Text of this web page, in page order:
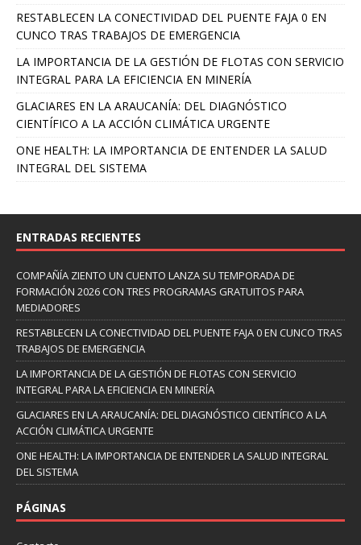
RESTABLECEN LA CONECTIVIDAD DEL PUENTE FAJA 0 EN
CUNCO TRAS TRABAJOS DE EMERGENCIA
LA IMPORTANCIA DE LA GESTIÓN DE FLOTAS CON SERVICIO
INTEGRAL PARA LA EFICIENCIA EN MINERÍA
GLACIARES EN LA ARAUCANÍA: DEL DIAGNÓSTICO
CIENTÍFICO A LA ACCIÓN CLIMÁTICA URGENTE
ONE HEALTH: LA IMPORTANCIA DE ENTENDER LA SALUD
INTEGRAL DEL SISTEMA
ENTRADAS RECIENTES
COMPAÑÍA ZIENTO UN CUENTO LANZA SU TEMPORADA DE
FORMACIÓN 2026 CON TRES PROGRAMAS GRATUITOS PARA
MEDIADORES
RESTABLECEN LA CONECTIVIDAD DEL PUENTE FAJA 0 EN CUNCO TRAS
TRABAJOS DE EMERGENCIA
LA IMPORTANCIA DE LA GESTIÓN DE FLOTAS CON SERVICIO
INTEGRAL PARA LA EFICIENCIA EN MINERÍA
GLACIARES EN LA ARAUCANÍA: DEL DIAGNÓSTICO CIENTÍFICO A LA
ACCIÓN CLIMÁTICA URGENTE
ONE HEALTH: LA IMPORTANCIA DE ENTENDER LA SALUD INTEGRAL
DEL SISTEMA
PÁGINAS